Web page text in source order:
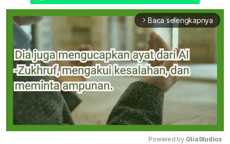
arrow_forward_ios Baca selengkapnya
Powered by GliaStudios